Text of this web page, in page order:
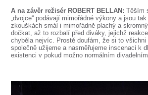
A na závěr režisér ROBERT BELLAN: Těším
„dvojce“ podávají mimořádné výkony a jsou
zkouškách smál i mimořádně plachý a
dočkat, až to rozbalí před diváky, jejichž
chyběla nejvíc. Prostě doufám, že si to všichni
společně užijeme a nasměřujeme inscenaci k
existenci v pokud možno normálním